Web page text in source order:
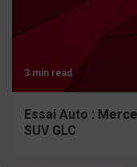
3 min read
Essai Auto :
SUV GLC